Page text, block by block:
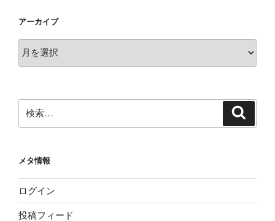
アーカイブ
ー
索:
メタ情報
ログイン
投稿フィード